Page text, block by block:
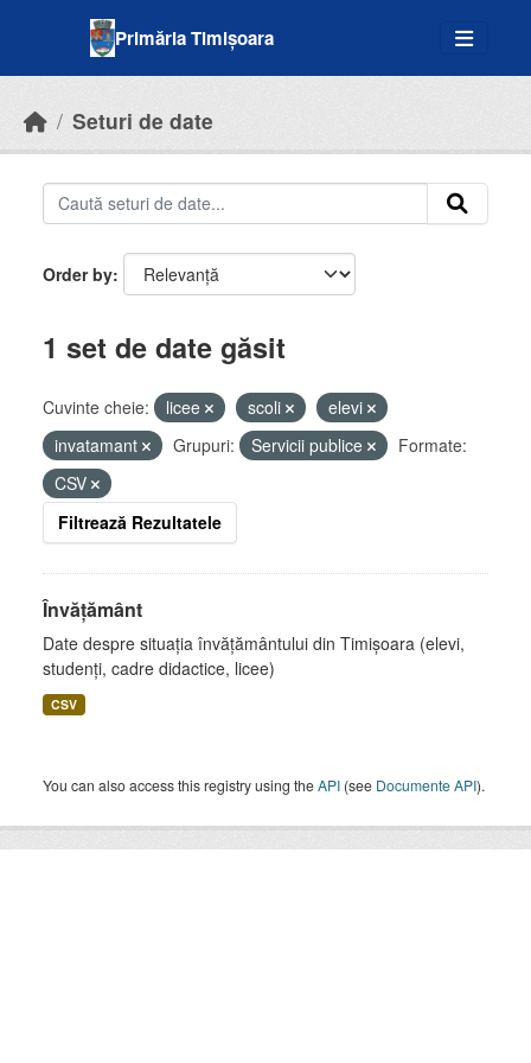
Primăria Timișoara
Seturi de date
Order by
1 set de date găsit
Cuvinte cheie: licee scoli
elevi
invatamant
Grupuri: Servicii publice
Formate:
CSV
Filtrează Rezultatele
Învățământ
Date despre situația învățământului din Timișoara (elevi,
studenți, cadre didactice, licee)
CSV
You can also access this registry using theAPI (see Documente API).